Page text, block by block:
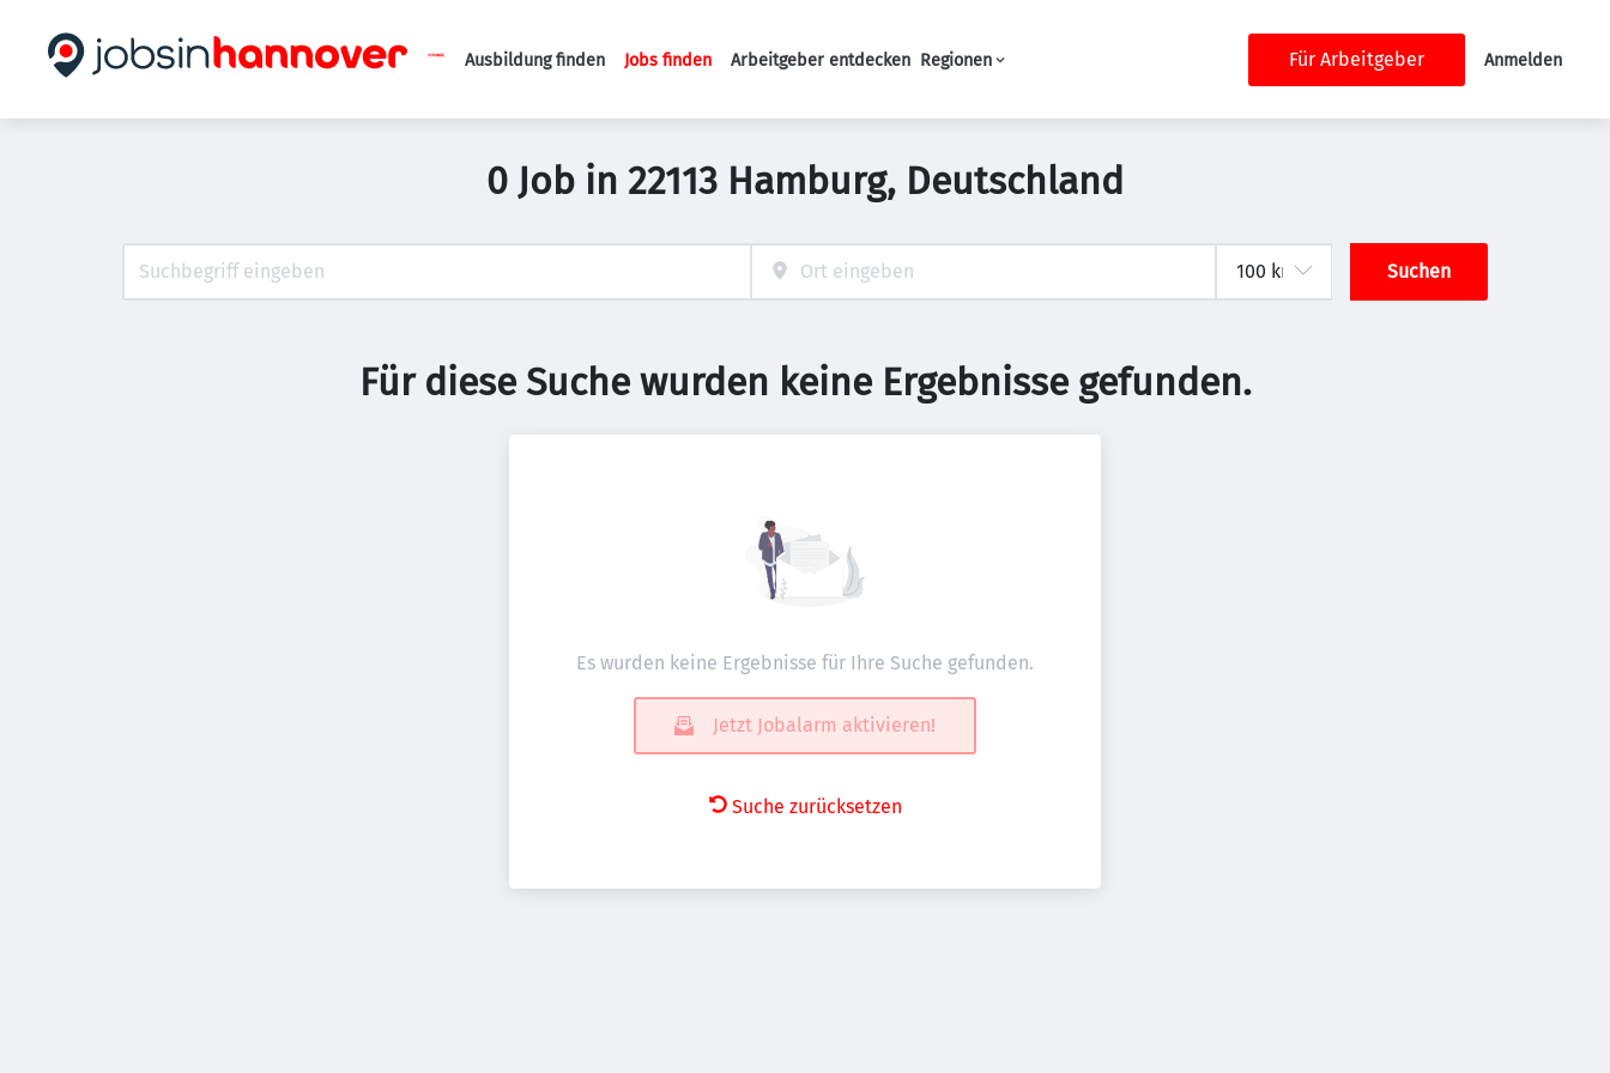
Haupt-Navigation
Ausbildung finden Jobs finden Arbeitgeber entdecken Regionen Für Arbeitgeber Anmelden
0 Job in 22113 Hamburg, Deutschland
Suchen
Für diese Suche wurden keine Ergebnisse gefunden.
Es wurden keine Ergebnisse für Ihre Suche gefunden.
Jetzt Jobalarm aktivieren!
Suche zurücksetzen